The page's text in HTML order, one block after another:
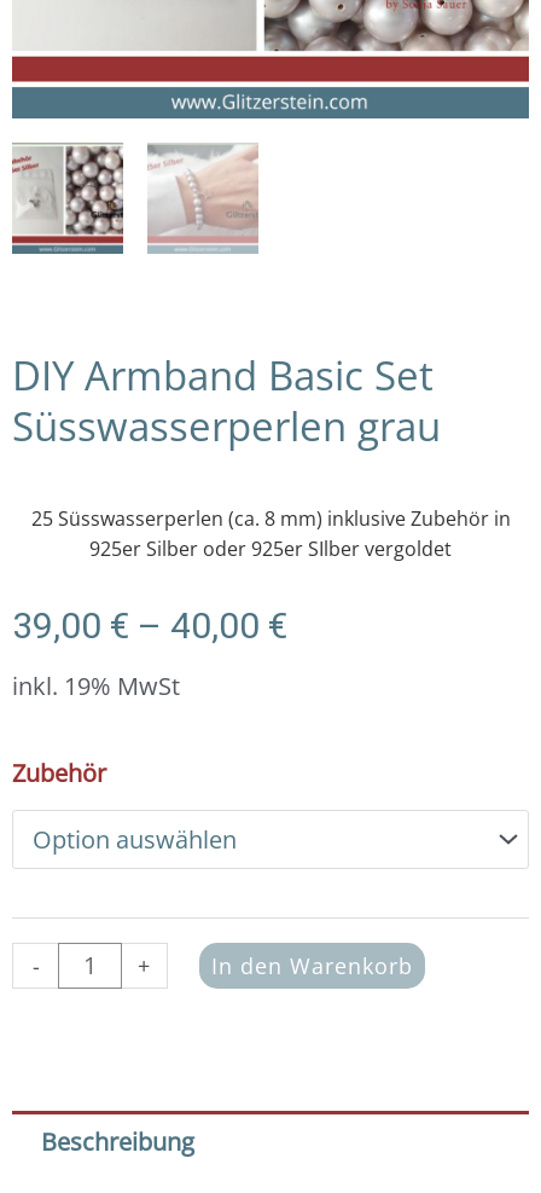
DIY Armband Basic Set
Süsswasserperlen grau
25 Süsswasserperlen (ca. 8 mm) inklusive Zubehör in
925er Silber oder 925er SIlber vergoldet
39,00 € – 40,00 €
inkl. 19% MwSt
Zubehör
-
DIY
Armband
Basic
Set
Süsswasserperlen
Menge
+ In den Warenkorb
Beschreibung